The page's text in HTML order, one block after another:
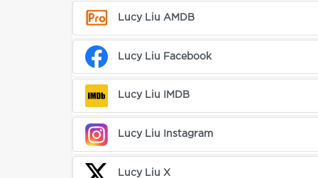
Lucy Liu AMDB
Lucy Liu Facebook
Lucy Liu IMDB
Lucy Liu Instagram
Lucy Liu X